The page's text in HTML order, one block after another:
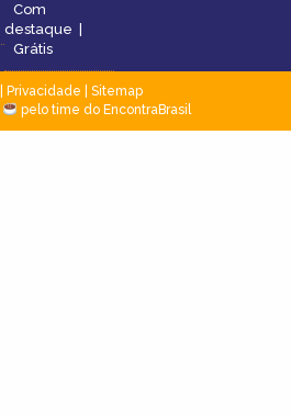
Com
destaque
Grátis
Privacidade
Sitemap
pelo time do EncontraBrasil